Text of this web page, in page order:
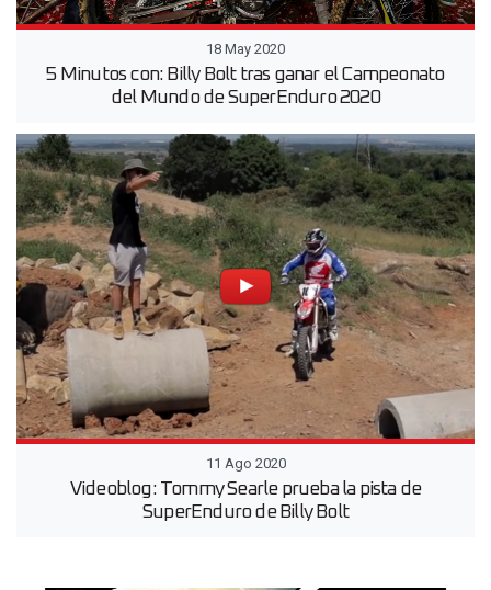
18 May 2020
5 Minutos con: Billy Bolt tras ganar el Campeonato
del Mundo de SuperEnduro 2020
11 Ago 2020
Videoblog: Tommy Searle prueba la pista de
SuperEnduro de Billy Bolt